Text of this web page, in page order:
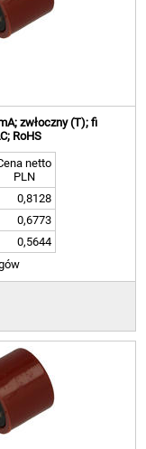
zwłoczny (T); fi
RoHS
netto
PLN
0,8128
0,6773
0,5644